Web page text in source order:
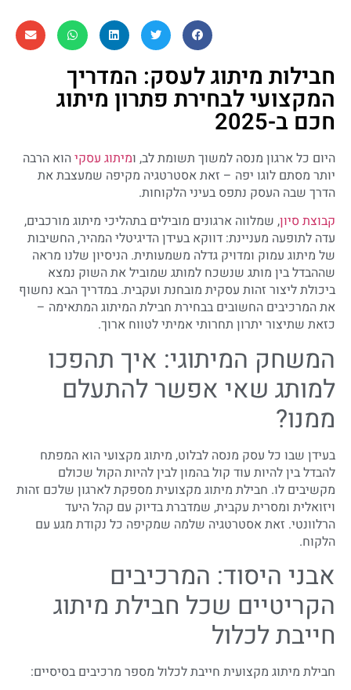
חבילות מיתוג לעסק: המדריך
המקצועי לבחירת פתרון מיתוג
חכם ב-2025
היום כל ארגון מנסה למשוך תשומת לב, ומיתוג עסקיהוא הרבה
יותר מסתם לוגו יפה – זאת אסטרטגיה מקיפה שמעצבת את
הדרך שבה העסק נתפס בעיני הלקוחות.
קבוצת סיון, שמלווה ארגונים מובילים בתהליכי מיתוג מורכבים,
עדה לתופעה מעניינת: דווקא בעידן הדיגיטלי המהיר, החשיבות
של מיתוג עמוק ומדויק גדלה משמעותית. הניסיון שלנו מראה
שההבדל בין מותג שנשכח למותג שמוביל את השוק נמצא
ביכולת ליצור זהות עסקית מובחנת ועקבית. במדריך הבא נחשוף
את המרכיבים החשובים בבחירת חבילת המיתוג המתאימה –
כזאת שתיצור יתרון תחרותי אמיתי לטווח ארוך.
המשחק המיתוגי: איך תהפכו
למותג שאי אפשר להתעלם
ממנו?
בעידן שבו כל עסק מנסה לבלוט, מיתוג מקצועי הוא המפתח
להבדל בין להיות עוד קול בהמון לבין להיות הקול שכולם
מקשיבים לו. חבילת מיתוג מקצועית מספקת לארגון שלכם זהות
ויזואלית ומסרית עקבית, שמדברת בדיוק עם קהל היעד
הרלוונטי. זאת אסטרטגיה שלמה שמקיפה כל נקודת מגע עם
הלקוח.
אבני היסוד: המרכיבים
הקריטיים שכל חבילת מיתוג
חייבת לכלול
חבילת מיתוג מקצועית חייבת לכלול מספר מרכיבים בסיסיים: